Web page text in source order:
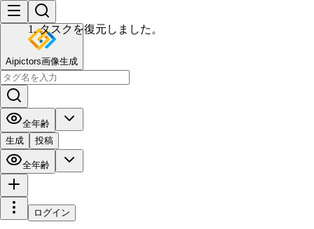
Aipictors画像生成
全年齢
生成
投稿
全年齢
ログイン